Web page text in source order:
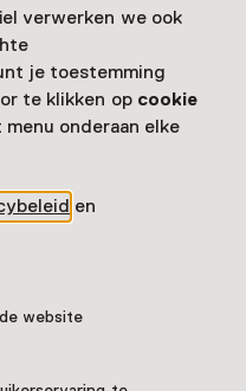
verwerken we ook
je toestemming
te klikken op cookie
menu onderaan elke
en
website